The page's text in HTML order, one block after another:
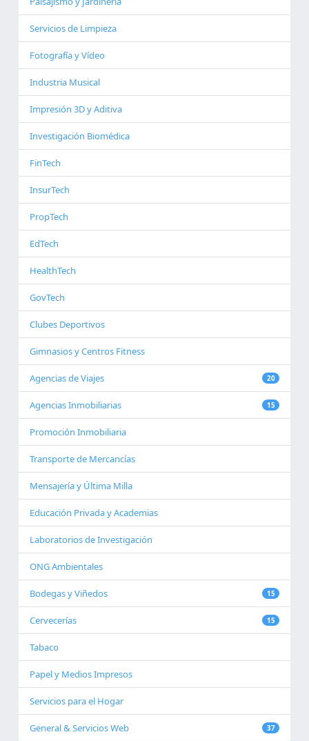
Servicios de Limpieza
Fotografía y Vídeo
Industria Musical
Impresión 3D y Aditiva
Investigación Biomédica
FinTech
InsurTech
PropTech
EdTech
HealthTech
GovTech
Clubes Deportivos
Gimnasios y Centros Fitness
Agencias de Viajes 20
Agencias Inmobiliarias 15
Promoción Inmobiliaria
Transporte de Mercancías
Mensajería y Última Milla
Educación Privada y Academias
Laboratorios de Investigación
ONG Ambientales
Bodegas y Viñedos 15
Cervecerías 15
Tabaco
Papel y Medios Impresos
Servicios para el Hogar
General & Servicios Web 37